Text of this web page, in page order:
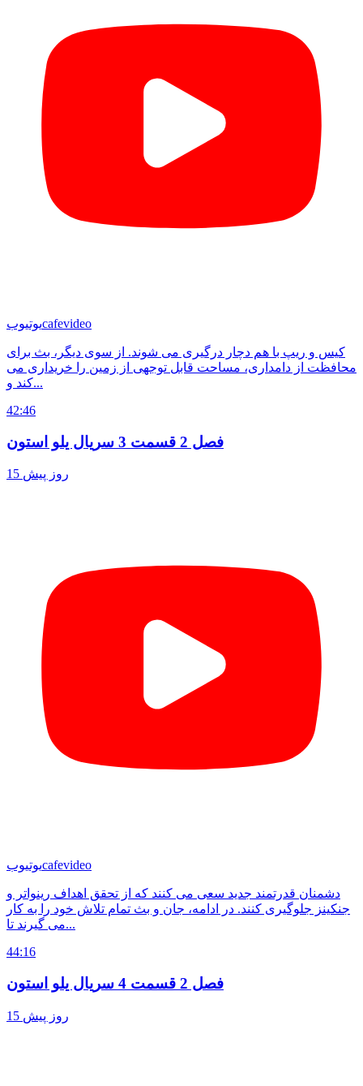
یوتیوبcafevideo
کیس و ریپ با هم دچار درگیری می شوند. از سوی دیگر، بث برای
محافظت از دامداری، مساحت قابل توجهی از زمین را خریداری می
کند و...
42:46
فصل 2 قسمت 3 سریال یلو استون
15 روز پیش
یوتیوبcafevideo
دشمنان قدرتمند جدید سعی می کنند که از تحقق اهداف رینواتر و
جنکینز جلوگیری کنند. در ادامه، جان و بث تمام تلاش خود را به کار
می گیرند تا...
44:16
فصل 2 قسمت 4 سریال یلو استون
15 روز پیش